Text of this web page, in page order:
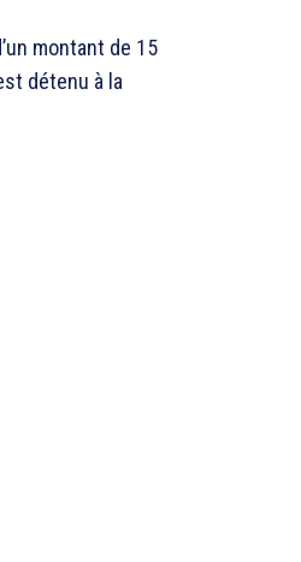
montant de 15
détenu à la